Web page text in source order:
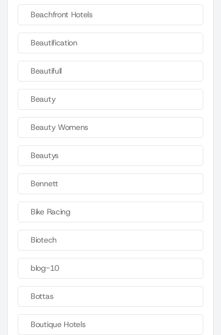
Beachfront Hotels
Beautification
Beautifull
Beauty
Beauty Womens
Beautys
Bennett
Bike Racing
Biotech
blog-10
Bottas
Boutique Hotels